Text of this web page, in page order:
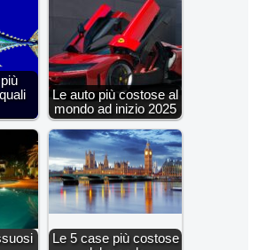
Le auto più costose al
mondo ad inizio 2025
Le 5 case più costose